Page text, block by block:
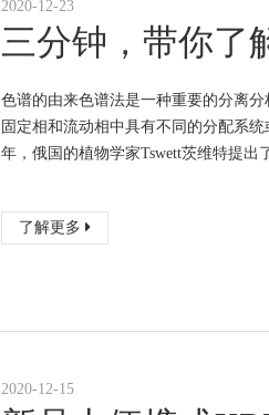
2020-12-23
三分钟，带你了
色谱的由来色谱法是一种重要的分离
固定相和流动相中具有不同的分配系
年，俄国的植物学家Tswett茨维特提出
了解更多
2020-12-15